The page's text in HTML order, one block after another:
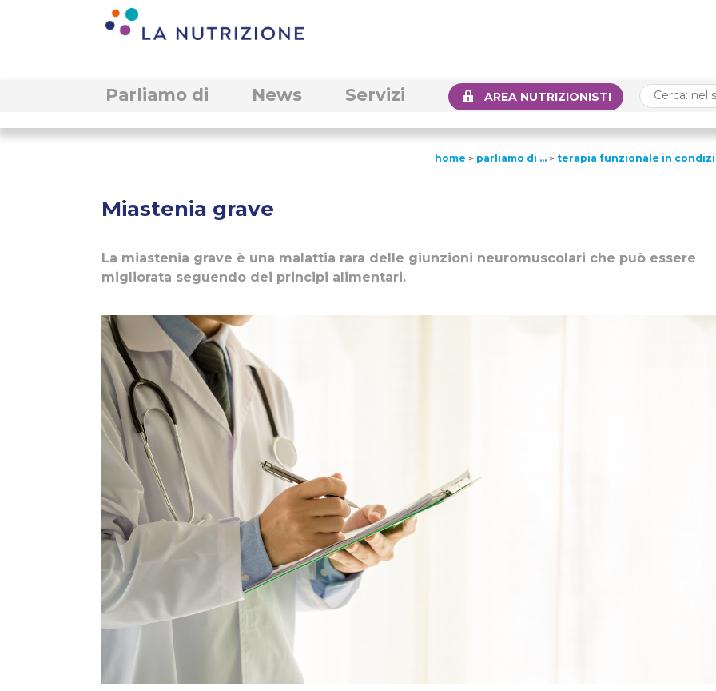
Parliamo di News Servizi AREA NUTRIZIONISTI
home > parliamo di … > terapia funzionale in
Miastenia grave
La miastenia grave è una malattia rara delle giunzioni neuromuscolari che può essere
migliorata seguendo dei principi alimentari.